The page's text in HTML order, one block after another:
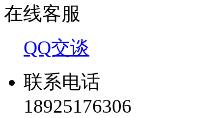
在线客服
QQ交谈
联系电话
18925176306